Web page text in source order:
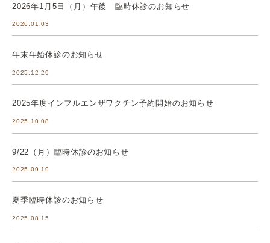
2026年1月5日（月）午後 臨時休診のお知らせ
2026.01.03
年末年始休診のお知らせ
2025.12.29
2025年度インフルエンザワクチン予約開始のお知らせ
2025.10.08
9/22（月）臨時休診のお知らせ
2025.09.19
夏季臨時休診のお知らせ
2025.08.15